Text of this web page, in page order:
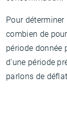
Pour
combien de
période donnée
d'une période
parlons de